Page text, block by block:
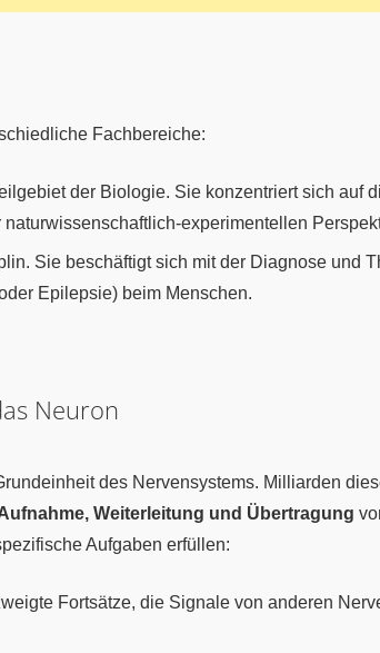
Fachbereiche:
der Biologie. Sie konzentriert sich auf
experimentellen
Sie beschäftigt sich mit der Diagnose und
Epilepsie) beim Menschen.
Neuron
des Nervensystems. Milliarden
Weiterleitung und Übertragung
Aufgaben erfüllen:
Fortsätze, die Signale von anderen